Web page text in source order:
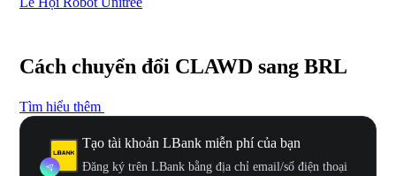
Cách chuyển đổi CLAWD sang BRL
Tìm hiểu thêm
Tạo tài khoản LBank miễn phí của bạn
Đăng ký trên LBank bằng địa chỉ email/số điện thoại